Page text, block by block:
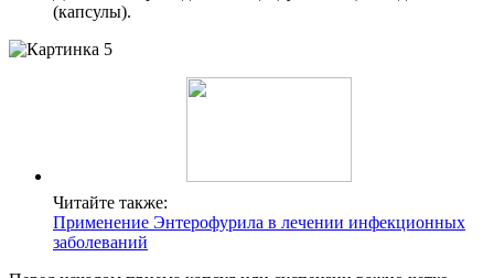
(капсулы).
Читайте также:
Применение Энтерофурила в лечении инфекционных
заболеваний